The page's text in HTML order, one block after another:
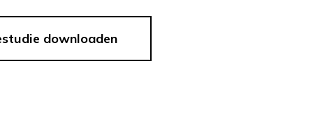
downloaden